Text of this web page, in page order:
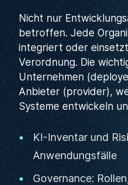
Nicht nur
betroffen. Jede
integriert oder
Verordnung. Die
Unternehmen
Anbieter (provider),
Systeme entwickeln
KI-Inventar und
Anwendungsfälle
Governance: